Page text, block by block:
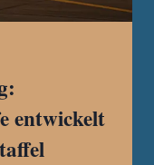
entwickelt